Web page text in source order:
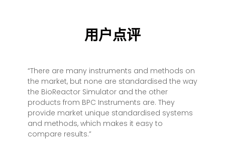
用户点评
“There are many instruments and methods on
the market, but none are standardised the way
the BioReactor Simulator and the other
products from BPC Instruments are. They
provide market unique standardised systems
and methods, which makes it easy to
compare results.”